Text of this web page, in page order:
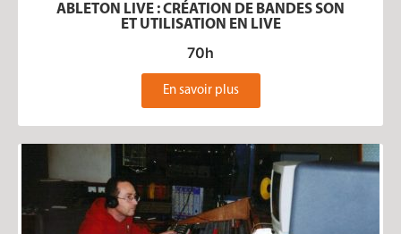
ABLETON LIVE : CRÉATION DE BANDES SON
ET UTILISATION EN LIVE
70h
En savoir plus